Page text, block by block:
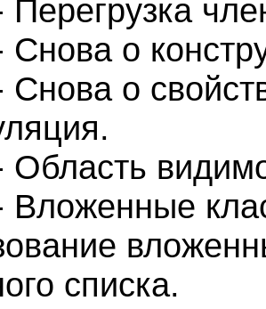
Перегрузка
Снова о
Снова о
Область
Вложенные
списка.